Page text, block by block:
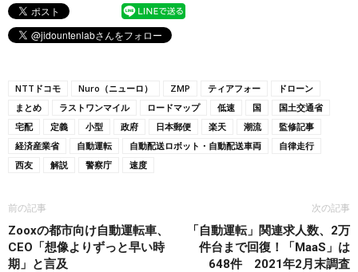
NTTドコモ Nuro（ニューロ） ZMP ティアフォー
ドローン
まとめ
ラストワンマイル ロードマップ 低速 国
国土交通省
宅配
定義 小型 政府 日本郵便 楽天 潮流
監修記事
経済産業省
自動運転 自動配送ロボット・自動配送車両
自律走行
西友
解説 警察庁 速度
前の記事
Zooxの都市向け自動運転車、
CEO「想像よりずっと早い時
期」と言及
次の記事
「自動運転」関連求人数、2万
件台まで回復！「MaaS」は
648件 2021年2月末調査